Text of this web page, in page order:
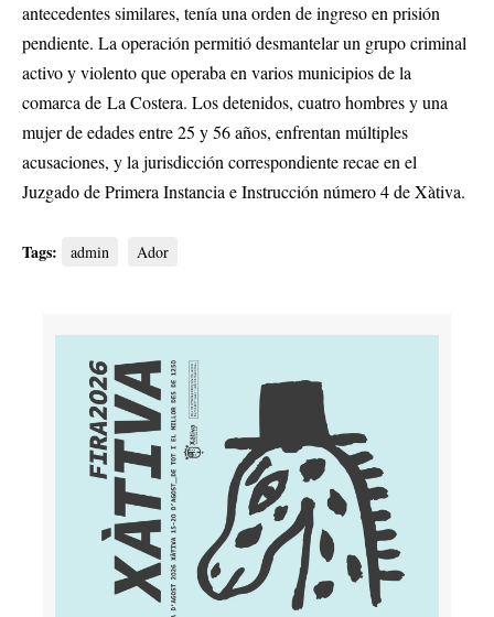
antecedentes similares, tenía una orden de ingreso en prisión
pendiente. La operación permitió desmantelar un grupo criminal
activo y violento que operaba en varios municipios de la
comarca de La Costera. Los detenidos, cuatro hombres y una
mujer de edades entre 25 y 56 años, enfrentan múltiples
acusaciones, y la jurisdicción correspondiente recae en el
Juzgado de Primera Instancia e Instrucción número 4 de Xàtiva.
Tags: admin Ador